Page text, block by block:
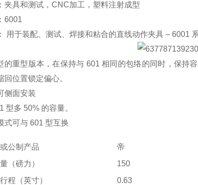
夹具和测试，CNC加工，塑料注射成型
6001
用于装配、测试、焊接和粘合的直线动作夹具 – 6001
的重型版本，在保持与 601 相同的包络的同时，保持
回位置锁定偏心。
侧面安装
型多 50% 的容量。
式可与 601 型互换
公制产品
帝
（磅力）
150
程（英寸）
0.63